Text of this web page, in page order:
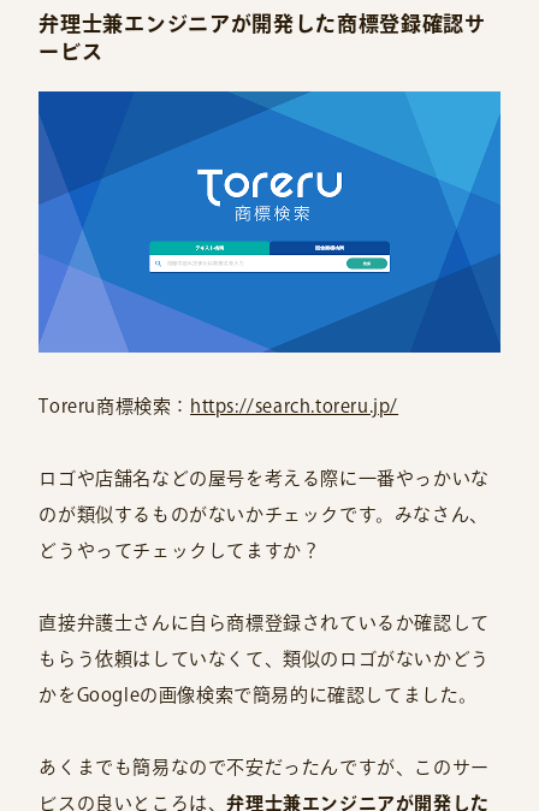
弁理士兼エンジニアが開発した商標登録確認サ
ービス
Toreru商標検索： https://search.toreru.jp/
ロゴや店舗名などの屋号を考える際に一番やっかいな
のが類似するものがないかチェックです。みなさん、
どうやってチェックしてますか？
直接弁護士さんに自ら商標登録されているか確認して
もらう依頼はしていなくて、類似のロゴがないかどう
かをGoogleの画像検索で簡易的に確認してました。
あくまでも簡易なので不安だったんですが、このサー
ビスの良いところは、弁理士兼エンジニアが開発した